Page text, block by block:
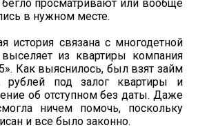
просматривают или вообще
в нужном месте.
история связана с многодетной
из квартиры компания
Как выяснилось, был взят займ
рублей под залог квартиры и
об отступном без даты. Даже
ничем помочь, поскольку
и все было законно.